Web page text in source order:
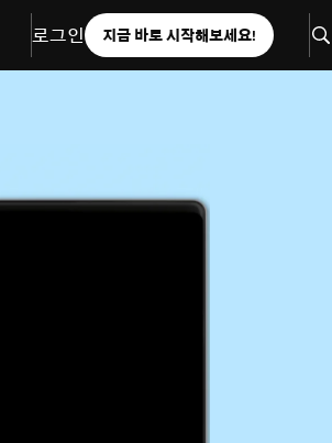
로그인 지금 바로 시작해보세요!